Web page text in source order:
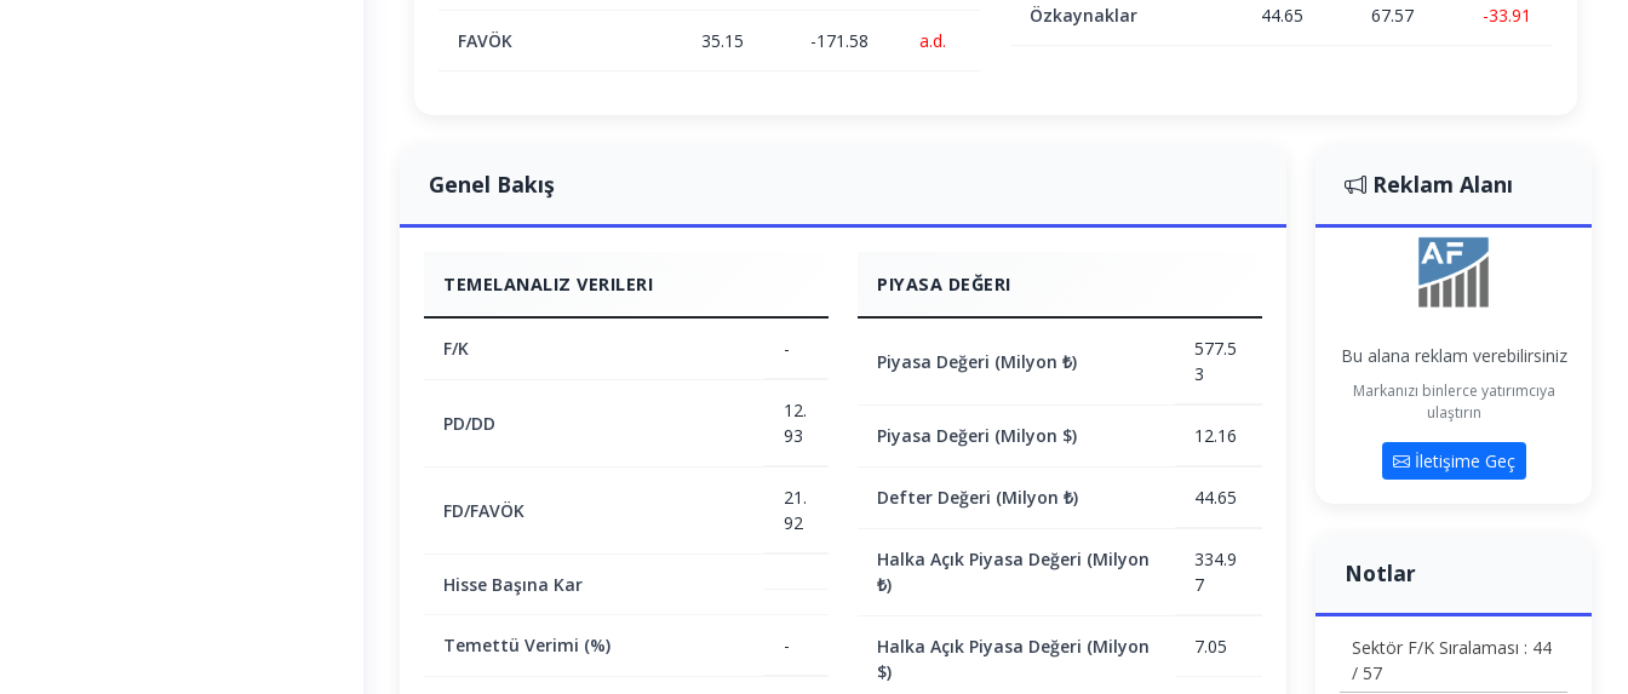
FAVÖK 35.15 -171.58 a.d.
Özkaynaklar 44.65 67.57 -33.91
Genel Bakış
TEMELANALIZ VERILERI
F/K -
PD/DD
12.
93
FD/FAVÖK
21.
92
Hisse Başına Kar
Temettü Verimi (%) -
PIYASA DEĞERI
Piyasa Değeri (Milyon ₺)
577.5
3
Piyasa Değeri (Milyon $) 12.16
Defter Değeri (Milyon ₺) 44.65
Halka Açık Piyasa Değeri (Milyon
₺)
334.9
7
Halka Açık Piyasa Değeri (Milyon
$)
7.05
Reklam Alanı
Bu alana reklam verebilirsiniz
Markanızı binlerce yatırımcıya
ulaştırın
İletişime Geç
Notlar
Sektör F/K Sıralaması : 44
/ 57